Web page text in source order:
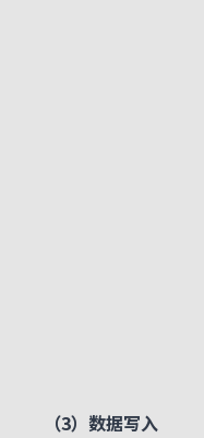
（3）数据写入